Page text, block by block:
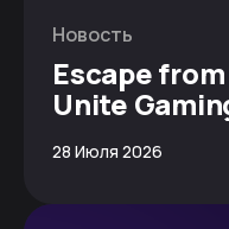
Новость
Escape
Unite
28 Июля 2026